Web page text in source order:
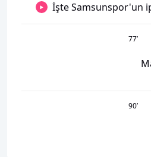
İşte Samsunspor'un
77’
90’